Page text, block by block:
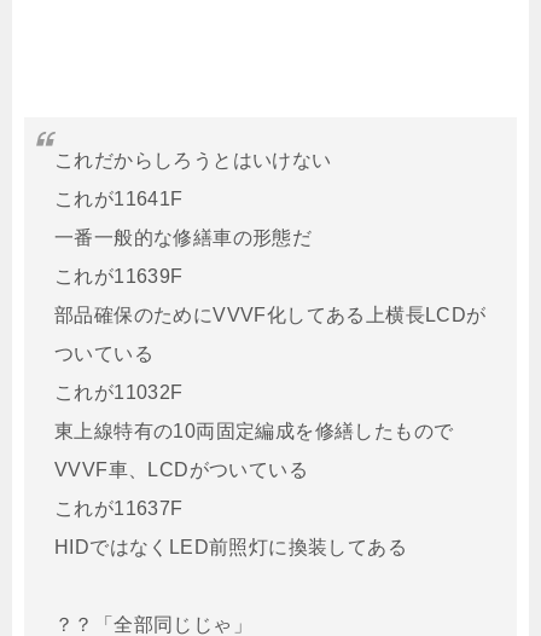
これだからしろうとはいけない
これが11641F
一番一般的な修繕車の形態だ
これが11639F
部品確保のためにVVVF化してある上横長LCDが
ついている
これが11032F
東上線特有の10両固定編成を修繕したもので
VVVF車、LCDがついている
これが11637F
HIDではなくLED前照灯に換装してある
？？「全部同じじゃ」